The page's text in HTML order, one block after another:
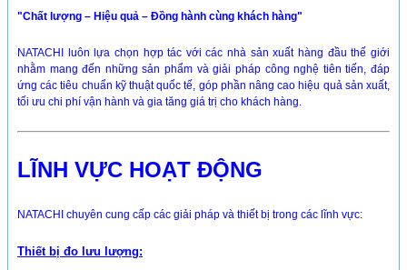
"Chất lượng – Hiệu quả – Đồng hành cùng khách hàng"
NATACHI luôn lựa chọn hợp tác với các nhà sản xuất hàng đầu thế giới
nhằm mang đến những sản phẩm và giải pháp công nghệ tiên tiến, đáp
ứng các tiêu chuẩn kỹ thuật quốc tế, góp phần nâng cao hiệu quả sản xuất,
tối ưu chi phí vận hành và gia tăng giá trị cho khách hàng.
LĨNH VỰC HOẠT ĐỘNG
NATACHI chuyên cung cấp các giải pháp và thiết bị trong các lĩnh vực:
Thiết bị đo lưu lượng: